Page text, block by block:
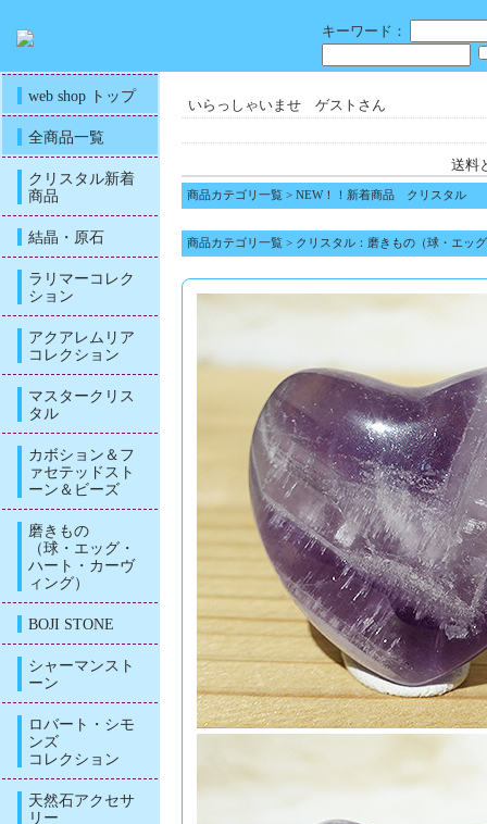
キーワード：
web shop トップ
全商品一覧
クリスタル新着
商品
結晶・原石
ラリマーコレク
ション
アクアレムリア
コレクション
マスタークリス
タル
カボション＆フ
ァセテッドスト
ーン＆ビーズ
磨きもの
（球・エッグ・
ハート・カーヴ
ィング）
BOJI STONE
シャーマンスト
ーン
ロバート・シモ
ンズ
コレクション
天然石アクセサ
リー
いらっしゃいませ ゲストさん
送料
商品カテゴリ一覧 > NEW！！新着商品 クリスタル
商品カテゴリ一覧 > クリスタル：磨きもの（球・エッ